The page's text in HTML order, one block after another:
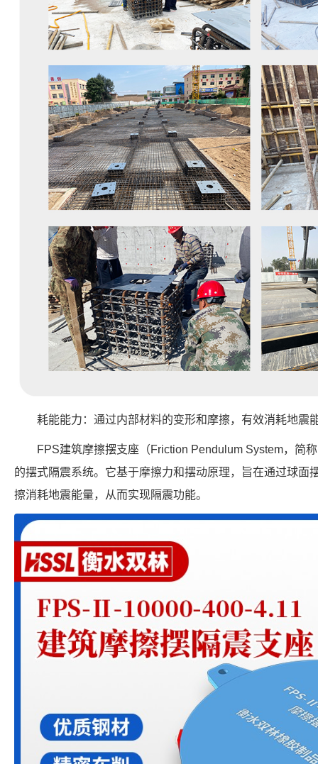
耗能能力：通过内部材料的变形和摩擦，有效消耗地震
FPS建筑摩擦摆支座（Friction Pendulum System，简
的摆式隔震系统。它基于摩擦力和摆动原理，旨在通过球面
擦消耗地震能量，从而实现隔震功能。